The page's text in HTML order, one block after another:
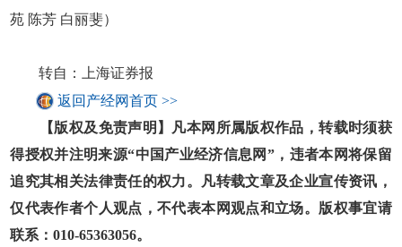
苑 陈芳 白丽斐）
转自：上海证券报
返回产经网首页 >>
【版权及免责声明】凡本网所属版权作品，转载时须获
得授权并注明来源“中国产业经济信息网”，违者本网将保留
追究其相关法律责任的权力。凡转载文章及企业宣传资讯，
仅代表作者个人观点，不代表本网观点和立场。版权事宜请
联系：010-65363056。